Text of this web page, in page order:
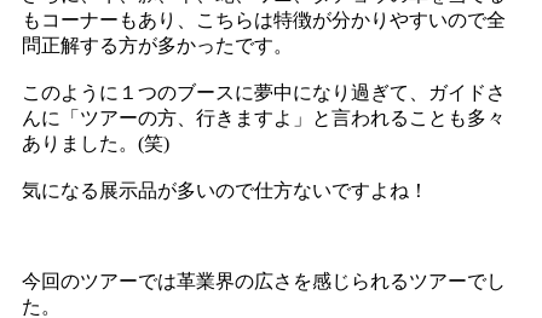
もコーナーもあり、こちらは特徴が分かりやすいので全
問正解する方が多かったです。
このように１つのブースに夢中になり過ぎて、ガイドさ
んに「ツアーの方、行きますよ」と言われることも多々
ありました。(笑)
気になる展示品が多いので仕方ないですよね！
今回のツアーでは革業界の広さを感じられるツアーでし
た。